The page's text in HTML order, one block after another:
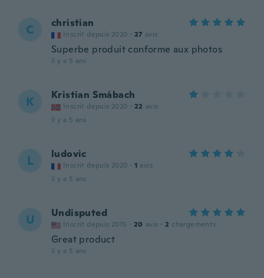
C christian
Inscrit depuis 2020 · 27 avis
Superbe produit conforme aux photos
il y a 5 ans
K Kristian Småbach
Inscrit depuis 2020 · 22 avis
il y a 5 ans
L ludovic
Inscrit depuis 2020 · 1 avis
il y a 5 ans
U Undisputed
Inscrit depuis 2015 · 20 avis · 2 chargements
Great product
il y a 5 ans